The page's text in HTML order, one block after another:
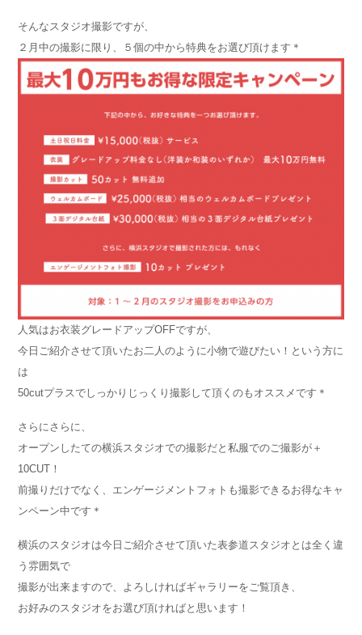
そんなスタジオ撮影ですが、
２月中の撮影に限り、５個の中から特典をお選び頂けます＊
人気はお衣装グレードアップOFFですが、
今日ご紹介させて頂いたお二人のように小物で遊びたい！という方に
は
50cutプラスでしっかりじっくり撮影して頂くのもオススメです＊
さらにさらに、
オープンしたての横浜スタジオでの撮影だと私服でのご撮影が＋
10CUT！
前撮りだけでなく、エンゲージメントフォトも撮影できるお得なキャ
ンペーン中です＊
横浜のスタジオは今日ご紹介させて頂いた表参道スタジオとは全く違
う雰囲気で
撮影が出来ますので、よろしければギャラリーをご覧頂き、
お好みのスタジオをお選び頂ければと思います！